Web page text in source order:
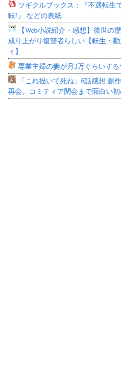
ツギクルブックス：『不遇転生
転!』 などの表紙
【Web小説紹介・感想】後世の
成り上がり復讐者らしい【転生・
ィ】
専業主婦の妻が月3万ぐらいす
「これ描いて死ね」6話感想 創
再会。コミティア閉会まで面白い初